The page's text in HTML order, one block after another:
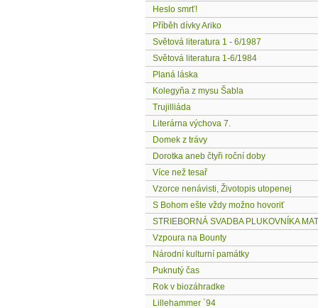
Heslo smrť!
Příběh dívky Ariko
Světová literatura 1 - 6/1987
Světová literatura 1-6/1984
Planá láska
Kolegyňa z mysu Šabla
Trujilliáda
Literárna výchova 7.
Domek z trávy
Dorotka aneb čtyři roční doby
Více než tesař
Vzorce nenávisti, Životopis utopenej
S Bohom ešte vždy možno hovoriť
STRIEBORNÁ SVADBA PLUKOVNÍKA
Vzpoura na Bounty
Národní kulturní památky
Puknutý čas
Rok v biozáhradke
Lillehammer ´94